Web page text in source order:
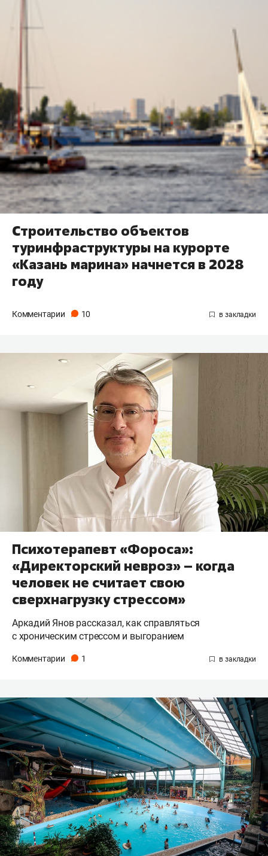
Строительство объектов
туринфраструктуры на курорте
«Казань марина» начнется в 2028
году
Комментарии 10
Психотерапевт «Фороса»:
«Директорский невроз» – когда
человек не считает свою
сверхнагрузку стрессом»
Аркадий Янов рассказал, как справляться
с хроническим стрессом и выгоранием
Комментарии 1